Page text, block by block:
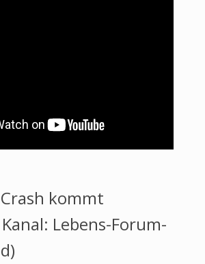
kommt
Lebens-Forum-